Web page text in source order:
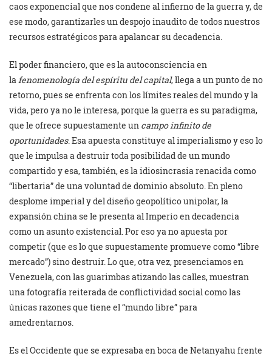
caos exponencial que nos condene al infierno de la guerra y, de
ese modo, garantizarles un despojo inaudito de todos nuestros
recursos estratégicos para apalancar su decadencia.
El poder financiero, que es la autoconsciencia en
lafenomenología del espíritu del capital, llega a un punto de no
retorno, pues se enfrenta con los límites reales del mundo y la
vida, pero ya no le interesa, porque la guerra es su paradigma,
que le ofrece supuestamente un campo infinito de
oportunidades. Esa apuesta constituye al imperialismo y eso lo
que le impulsa a destruir toda posibilidad de un mundo
compartido y esa, también, es la idiosincrasia renacida como
“libertaria” de una voluntad de dominio absoluto. En pleno
desplome imperial y del diseño geopolítico unipolar, la
expansión china se le presenta al Imperio en decadencia
como un asunto existencial. Por eso ya no apuesta por
competir (que es lo que supuestamente promueve como “libre
mercado”) sino destruir. Lo que, otra vez, presenciamos en
Venezuela, con las guarimbas atizando las calles, muestran
una fotografía reiterada de conflictividad social como las
únicas razones que tiene el “mundo libre” para
amedrentarnos.
Es el Occidente que se expresaba en boca de Netanyahu frente